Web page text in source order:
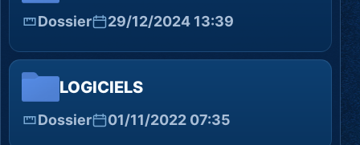
Dossier 29/12/2024 13:39
LOGICIELS
Dossier 01/11/2022 07:35